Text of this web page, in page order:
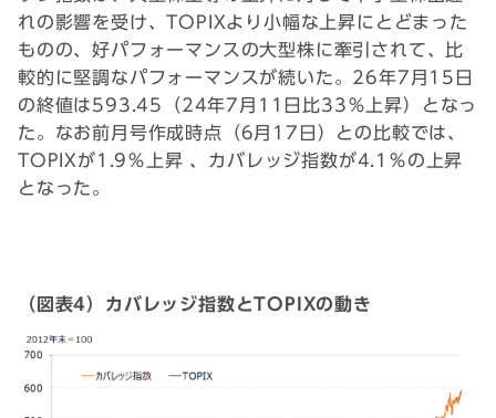
れの影響を受け、TOPIXより小幅な上昇にとどまった
ものの、好パフォーマンスの大型株に牽引されて、比
較的に堅調なパフォーマンスが続いた。26年7月15日
の終値は593.45（24年7月11日比33％上昇）となっ
た。なお前月号作成時点（6月17日）との比較では、
TOPIXが1.9％上昇 、カバレッジ指数が4.1％の上昇
となった。
（図表4）カバレッジ指数とTOPIXの動き